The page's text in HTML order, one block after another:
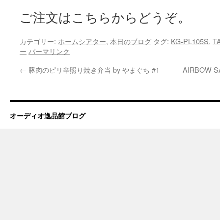
ご注文はこちらからどうぞ。
カテゴリー: ホームシアター, 本日のブログ タグ: KG-PL105S,
ー パーマリンク
← 豚肉のピリ辛照り焼き弁当 by やまぐち #1 AIRBOW
オーディオ逸品館ブログ